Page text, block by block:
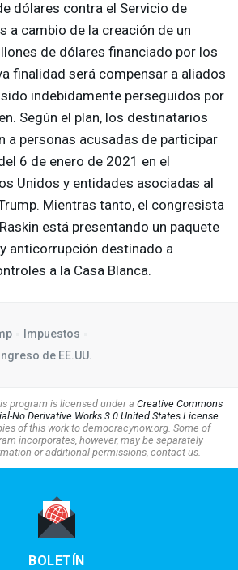
dólares contra el Servicio de
a cambio de la creación de un
de dólares financiado por los
finalidad será compensar a aliados
indebidamente perseguidos por
Según el plan, los destinatarios
a personas acusadas de participar
6 de enero de 2021 en el
Unidos y entidades asociadas al
Mientras tanto, el congresista
está presentando un paquete
anticorrupción destinado a
a la Casa Blanca.
Impuestos
de EE.UU.
program is licensed under a Creative Commons
No Derivative Works 3.0 United States License.
of this work to democracynow.org. Some of
incorporates, however, may be separately
or additional permissions, contact us.
BOLETÍN